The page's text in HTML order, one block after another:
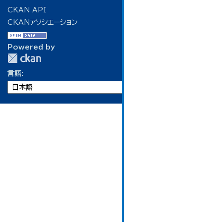
CKAN API
CKANアソシエーション
Powered by
言語